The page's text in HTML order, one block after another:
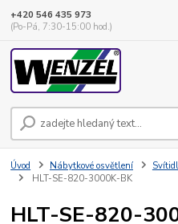
+420 546 435 973
(Po-Pá, 7:30-15:00 hod.)
Úvod Nábytkové osvětlení
HLT-SE-820-3000K-BK
HLT-SE-820-